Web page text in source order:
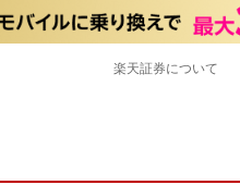
楽天証券について